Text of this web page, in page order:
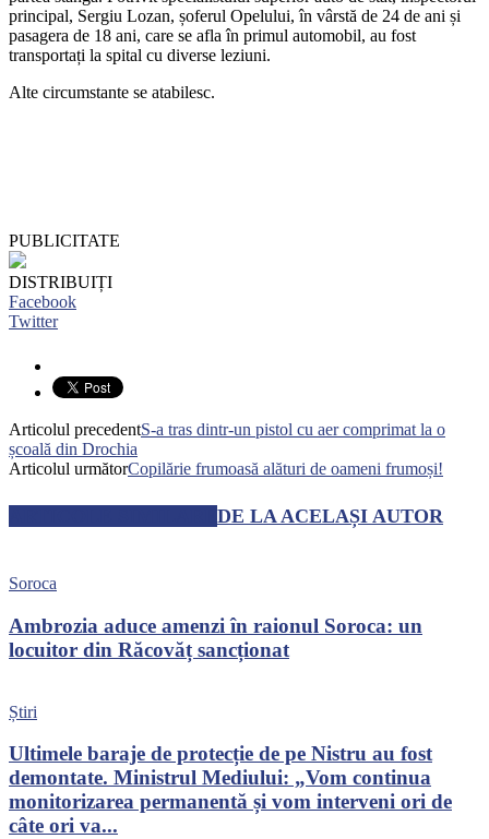
principal, Sergiu Lozan, șoferul Opelului, în vârstă de 24 de ani și
pasagera de 18 ani, care se afla în primul automobil, au fost
transportați la spital cu diverse leziuni.
Alte circumstante se atabilesc.
PUBLICITATE
DISTRIBUIȚI
Facebook
Twitter
Articolul precedentS-a tras dintr-un pistol cu aer comprimat la o
școală din Drochia
Articolul următorCopilărie frumoasă alături de oameni frumoși!
DE LA ACELAȘI AUTOR
Soroca
Ambrozia aduce amenzi în raionul Soroca: un
locuitor din Răcovăț sancționat
Știri
Ultimele baraje de protecție de pe Nistru au fost
demontate. Ministrul Mediului: „Vom continua
monitorizarea permanentă și vom interveni ori de
câte ori va...